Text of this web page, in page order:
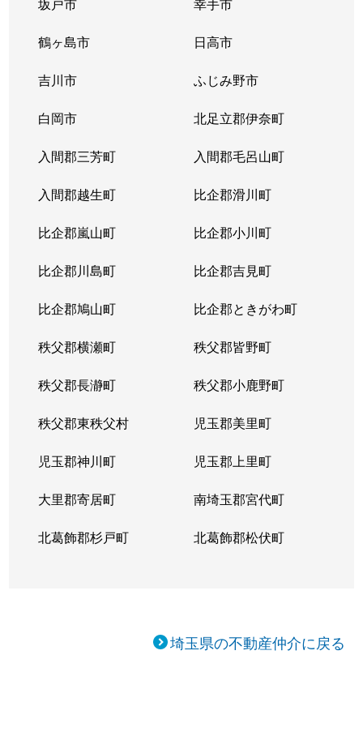
鶴ヶ島市 日高市
吉川市 ふじみ野市
白岡市 北足立郡伊奈町
入間郡三芳町 入間郡毛呂山町
入間郡越生町 比企郡滑川町
比企郡嵐山町 比企郡小川町
比企郡川島町 比企郡吉見町
比企郡鳩山町 比企郡ときがわ町
秩父郡横瀬町 秩父郡皆野町
秩父郡長瀞町 秩父郡小鹿野町
秩父郡東秩父村 児玉郡美里町
児玉郡神川町 児玉郡上里町
大里郡寄居町 南埼玉郡宮代町
北葛飾郡杉戸町 北葛飾郡松伏町
埼玉県の不動産仲介に戻る